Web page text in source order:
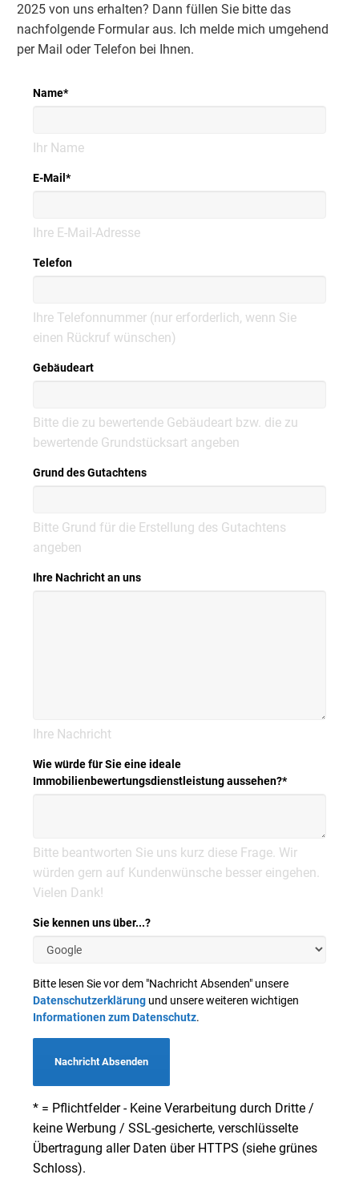
2025 von uns erhalten? Dann füllen Sie bitte das
nachfolgende Formular aus. Ich melde mich umgehend
per Mail oder Telefon bei Ihnen.
Name*
Ihr Name
E-Mail *
Ihre E-Mail-Adresse
Telefon
Ihre Telefonnummer (nur erforderlich, wenn Sie
einen Rückruf wünschen)
Gebäudeart
Bitte die zu bewertende Gebäudeart bzw. die zu
bewertende Grundstücksart angeben
Grund des Gutachtens
Bitte Grund für die Erstellung des Gutachtens
angeben
Ihre Nachricht an uns
Ihre Nachricht
Wie würde für Sie eine ideale
Immobilienbewertungsdienstleistung aussehen?*
Bitte beantworten Sie uns kurz diese Frage. Wir
würden gern auf Kundenwünsche besser eingehen.
Vielen Dank!
Sie kennen uns über...?
Bitte lesen Sie vor dem "Nachricht Absenden" unsere
Datenschutzerklärung und unsere weiteren wichtigen
Informationen zum Datenschutz.
Nachricht Absenden
* = Pflichtfelder - Keine Verarbeitung durch Dritte /
keine Werbung / SSL-gesicherte, verschlüsselte
Übertragung aller Daten über HTTPS (siehe grünes
Schloss).